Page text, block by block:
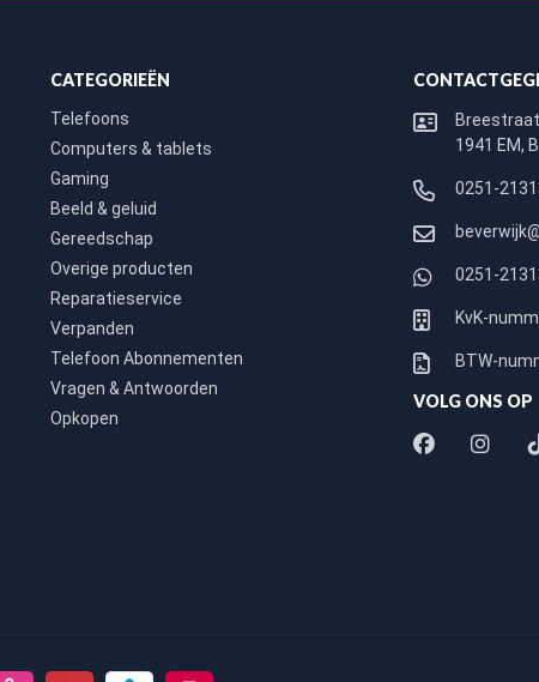
CATEGORIEËN
Telefoons
Computers & tablets
Gaming
Beeld & geluid
Gereedschap
Overige producten
Reparatieservice
Verpanden
Telefoon Abonnementen
Vragen & Antwoorden
Opkopen
1941 EM,
0251-
0251-
KvK-
BTW-
VOLG ONS OP